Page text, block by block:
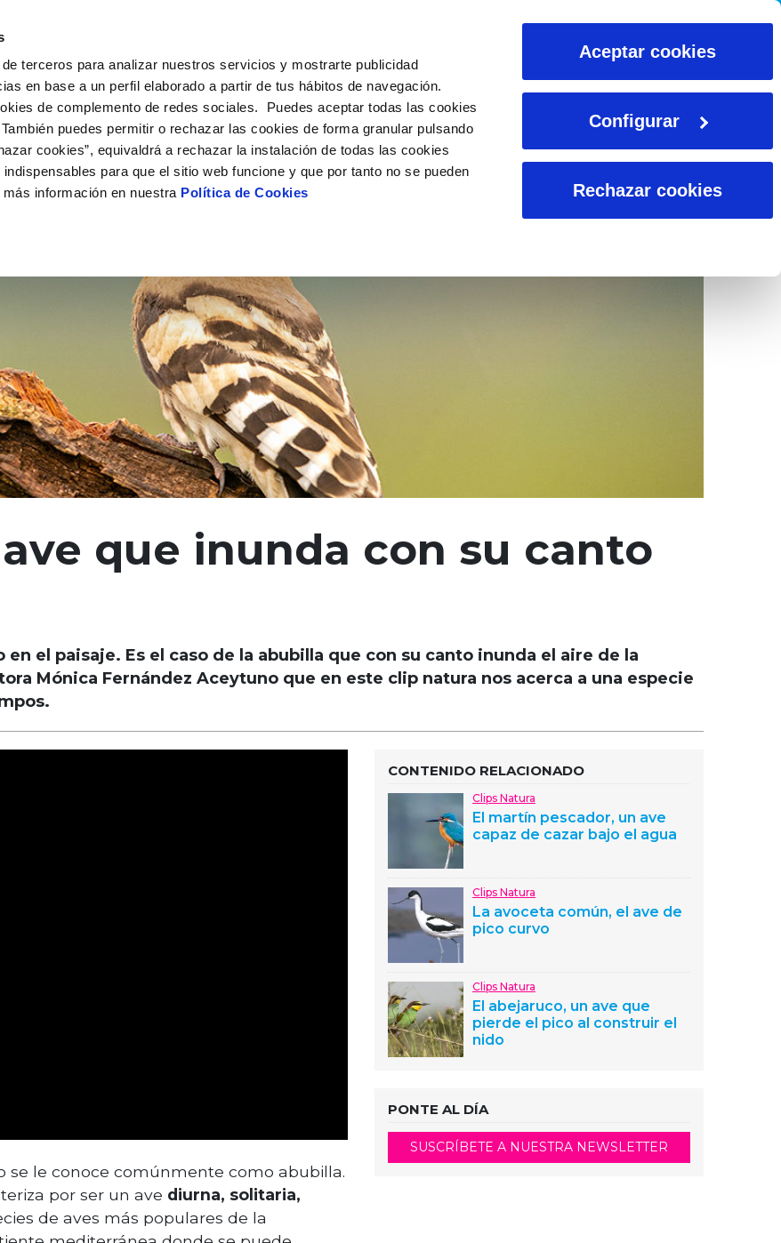
terceros para analizar nuestros servicios y mostrarte publicidad
en base a un perfil elaborado a partir de tus hábitos de navegación.
de complemento de redes sociales. Puedes aceptar todas las cookies
También puedes permitir o rechazar las cookies de forma granular pulsando
cookies”, equivaldrá a rechazar la instalación de todas las cookies
para que el sitio web funcione y que por tanto no se pueden
información en nuestra Política de Cookies
Aceptar cookies
Configurar
Rechazar cookies
que inunda con su canto
el paisaje. Es el caso de la abubilla que con su canto inunda el aire de la
Mónica Fernández Aceytuno que en este clip natura nos acerca a una especie
se le conoce comúnmente como abubilla.
por ser un ave diurna, solitaria,
de aves más populares de la
CONTENIDO RELACIONADO
Clips Natura
El martín pescador, un ave
capaz de cazar bajo el agua
Clips Natura
La avoceta común, el ave de
pico curvo
Clips Natura
El abejaruco, un ave que
pierde el pico al construir el
nido
PONTE AL DÍA
SUSCRÍBETE A NUESTRA NEWSLETTER